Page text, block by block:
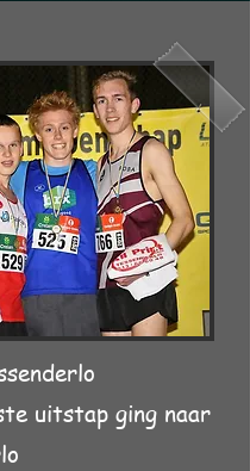
uitstap ging naar